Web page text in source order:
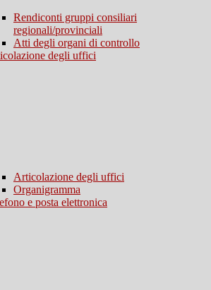
Rendiconti gruppi consiliari
regionali/provinciali
Atti degli organi di controllo
degli uffici
Articolazione degli uffici
Organigramma
e posta elettronica